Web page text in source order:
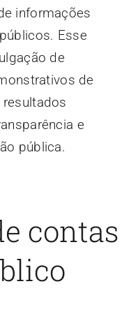
informações
Esse
de
de
e
pública.
contas